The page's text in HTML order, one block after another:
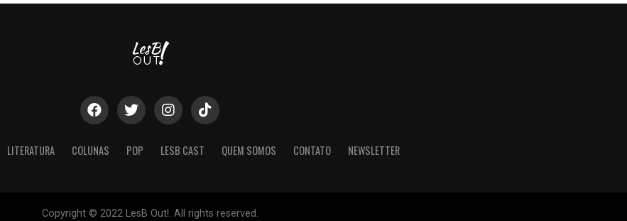
LITERATURA COLUNAS POP LESB CAST QUEM SOMOS CONTATO NEWSLETTER
Copyright © 2022 LesB Out!. All rights reserved.